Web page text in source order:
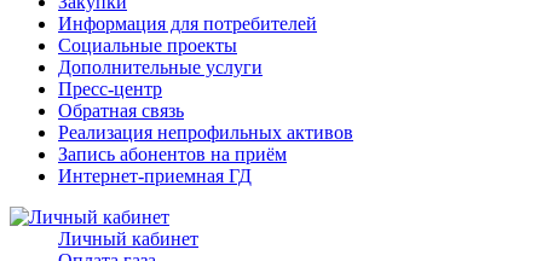
Информация для потребителей
Социальные проекты
Дополнительные услуги
Пресс-центр
Обратная связь
Реализация непрофильных активов
Запись абонентов на приём
Интернет-приемная ГД
Личный кабинет